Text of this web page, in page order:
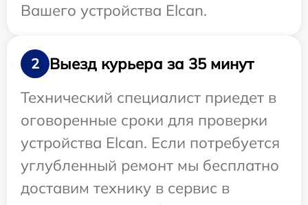
Вашего устройства Elcan.
2
Выезд курьера за 35 минут
Технический специалист приедет в
оговоренные сроки для проверки
устройства Elcan. Если потребуется
углубленный ремонт мы бесплатно
доставим технику в сервис в